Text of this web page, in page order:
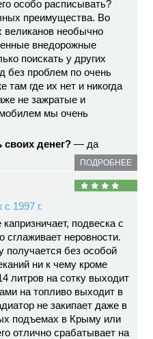
особо расписывать?
преимущества. Во
необычно
внедорожные
поискать у других
без проблем по очень
где их нет и никогда
не зажратые и
мы очень
своих денег? — да
ПОДРОБНЕЕ
1997 г.
подвеска с
неровности.
получается без особой
ни к чему кроме
литров на сотку выходит
на топливо выходит в
не закипает даже в
подъемах в Крыму или
отлично срабатывает на